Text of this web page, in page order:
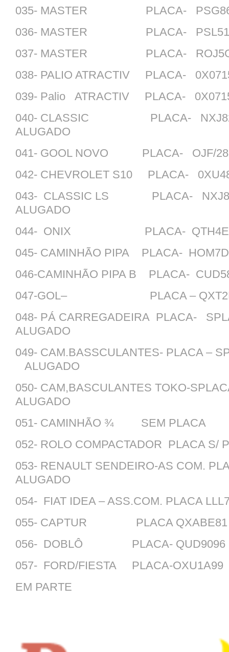
035- MASTER PLACA-
036- MASTER PLACA-
037- MASTER PLACA-
038- PALIO ATRACTIV PLACA-
039- Palio ATRACTIV PLACA-
040- CLASSIC PLACA-
ALUGADO
041- GOOL NOVO PLACA- OJF/
042- CHEVROLET S10 PLACA-
043- CLASSIC LS PLACA-
ALUGADO
044- ONIX PLACA-
045- CAMINHÃO PIPA PLACA-
046-CAMINHÃO PIPA B PLACA-
047-GOL– PLACA – QXT2F40
048- PÁ CARREGADEIRA PLACA-
ALUGADO
049- CAM.BASSCULANTES- PLACA –
ALUGADO
050- CAM,BASCULANTES TOKO-
ALUGADO
051- CAMINHÃO ¾ SEM
052- ROLO COMPACTADOR PLACA S/
053- RENAULT SENDEIRO-AS COM.
ALUGADO
054- FIAT IDEA – ASS.COM. PLACA
055- CAPTUR PLACA
056- DOBLÔ PLACA-
057- FORD/FIESTA PLACA-
EM PARTE